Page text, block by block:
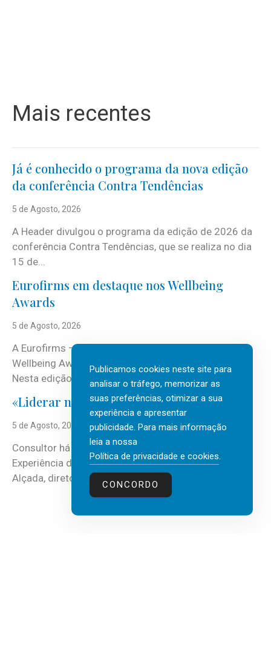
Mais recentes
Já é conhecido o programa da nova edição
da conferência Contra Tendências
5 de Agosto, 2026
A Header divulgou o programa da edição de 2026 da
conferência Contra Tendências, que se realiza no dia
15 de...
Eurofirms em destaque nos Wellbeing
Awards
5 de Agosto, 2026
A Eurofirms – People first está de regresso aos
Wellbeing Awards, integrando o Top Wellbeing 2026.
Nesta edição, a multinacional...
«Liderar não é um talento místico.»
5 de Agosto, 2026
Consultor há mais de três décadas nas áreas de
Experiência do Cliente, Vendas e Liderança, Manuel
Alçada, diretor executivo da...
Publicamos cookies neste site para
analisar o tráfego, memorizar as
suas preferências, otimizar a sua
experiência e apresentar
publicidade. Para mais informação
leia a nossa
Política de privacidade e cookies.
CONCORDO